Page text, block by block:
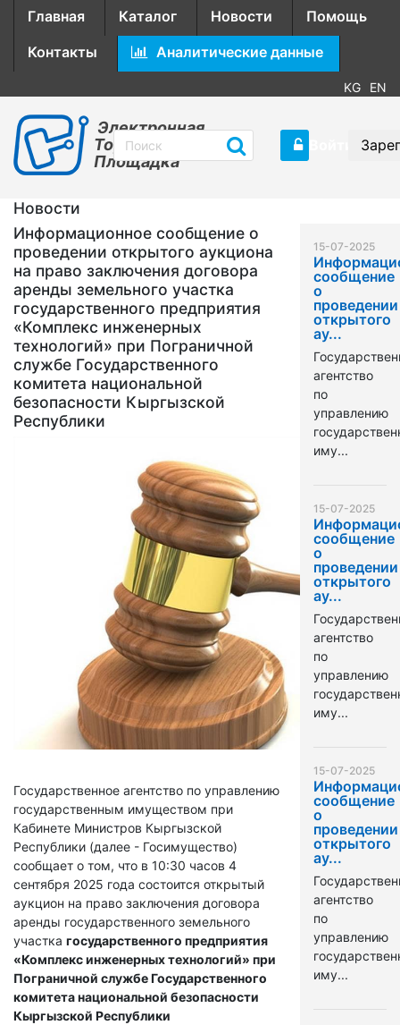
Главная Каталог Новости
Помощь
Контакты
Аналитические данные
KG EN
Электронная
Торговая
Площадка
Новости
Информационное сообщение о
проведении открытого аукциона
на право заключения договора
аренды земельного участка
государственного предприятия
«Комплекс инженерных
технологий» при Пограничной
службе Государственного
комитета национальной
безопасности Кыргызской
Республики
Государственное агентство по управлению
государственным имуществом при
Кабинете Министров Кыргызской
Республики (далее - Госимущество)
сообщает о том, что в 10:30 часов 4
сентября 2025 года состоится открытый
аукцион на право заключения договора
аренды государственного земельного
участка государственного предприятия
«Комплекс инженерных технологий» при
Пограничной службе Государственного
комитета национальной безопасности
Кыргызской Республики
15-07-2025
сообщение
о
проведении
открытого
ау...
агентство
по
управлению
иму...
15-07-2025
сообщение
о
проведении
открытого
ау...
агентство
по
управлению
иму...
15-07-2025
сообщение
о
проведении
открытого
ау...
агентство
по
управлению
иму...